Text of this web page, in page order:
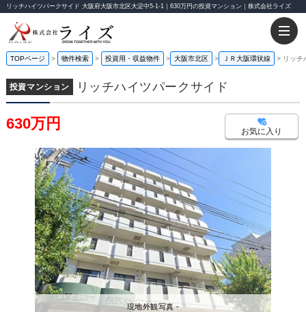
リッチハイツパークサイド 大阪府大阪市北区大淀中5-1-1｜630万円の投資マンション｜株式会社ライズ
TOPページ 物件検索 投資用・収益物件 大阪市北区 ＪＲ大阪環状線 リッチ
投資マンション リッチハイツパークサイド
630万円 お気に入り
現地外観写真 -